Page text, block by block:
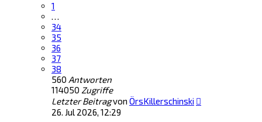
1
…
34
35
36
37
38
560 Antworten
114050 Zugriffe
Letzter Beitragvon ÖrsKillerschinski
26. Jul 2026, 12:29